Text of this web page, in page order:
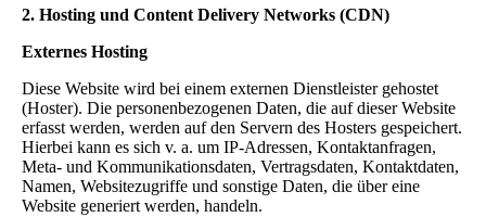
2. Hosting und Content Delivery Networks (CDN)
Externes Hosting
Diese Website wird bei einem externen Dienstleister gehostet
(Hoster). Die personenbezogenen Daten, die auf dieser Website
erfasst werden, werden auf den Servern des Hosters gespeichert.
Hierbei kann es sich v. a. um IP-Adressen, Kontaktanfragen,
Meta- und Kommunikationsdaten, Vertragsdaten, Kontaktdaten,
Namen, Websitezugriffe und sonstige Daten, die über eine
Website generiert werden, handeln.